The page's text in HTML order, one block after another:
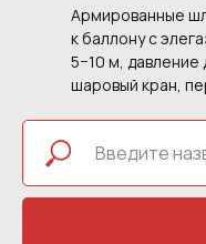
Армированные
к баллону с
5−10 м,
шаровый кран,